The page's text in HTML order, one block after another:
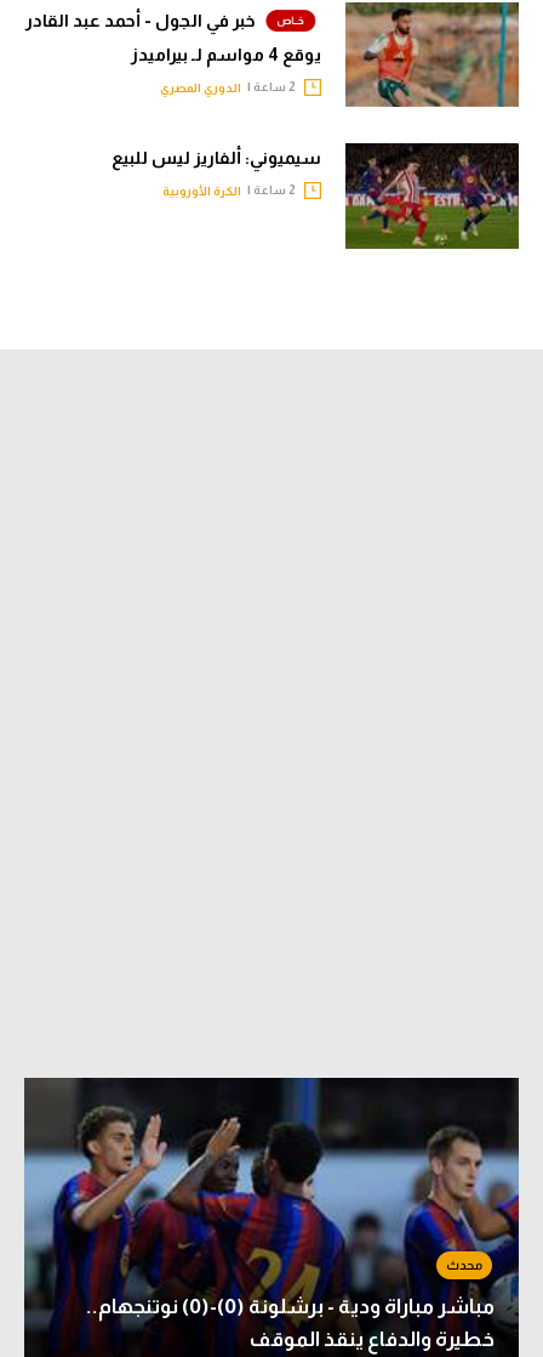
خبر في الجول - أحمد عبد القادر
يوقع 4 مواسم لـ بيراميدز
الدوري المصري
سيميوني: ألفاريز ليس للبيع
الكرة الأوروبية
مباشر مباراة ودية - برشلونة (0)-(0) نوتنجهام..
خطيرة والدفاع ينقذ الموقف